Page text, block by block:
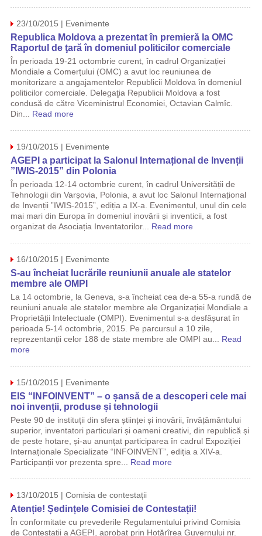
23/10/2015 | Evenimente
Republica Moldova a prezentat în premieră la OMC
Raportul de ţară în domeniul politicilor comerciale
În perioada 19-21 octombrie curent, în cadrul Organizației
Mondiale a Comerțului (OMC) a avut loc reuniunea de
monitorizare a angajamentelor Republicii Moldova în domeniul
politicilor comerciale. Delegaţia Republicii Moldova a fost
condusă de către Viceministrul Economiei, Octavian Calmîc.
Din... Read more
19/10/2015 | Evenimente
AGEPI a participat la Salonul Internațional de Invenții
”IWIS-2015” din Polonia
În perioada 12-14 octombrie curent, în cadrul Universității de
Tehnologii din Varșovia, Polonia, a avut loc Salonul Internațional
de Invenții ”IWIS-2015”, ediția a IX-a. Evenimentul, unul din cele
mai mari din Europa în domeniul inovării și inventicii, a fost
organizat de Asociația Inventatorilor... Read more
16/10/2015 | Evenimente
S-au încheiat lucrările reuniunii anuale ale statelor
membre ale OMPI
La 14 octombrie, la Geneva, s-a încheiat cea de-a 55-a rundă de
reuniuni anuale ale statelor membre ale Organizației Mondiale a
Proprietății Intelectuale (OMPI). Evenimentul s-a desfășurat în
perioada 5-14 octombrie, 2015. Pe parcursul a 10 zile,
reprezentanții celor 188 de state membre ale OMPI au... Read
more
15/10/2015 | Evenimente
EIS “INFOINVENT” – o șansă de a descoperi cele mai
noi invenții, produse și tehnologii
Peste 90 de instituții din sfera științei și inovării, învățământului
superior, inventatori particulari și oameni creativi, din republică și
de peste hotare, și-au anunțat participarea în cadrul Expoziției
Internaționale Specializate “INFOINVENT”, ediția a XIV-a.
Participanții vor prezenta spre... Read more
13/10/2015 | Comisia de contestații
Atenție! Ședințele Comisiei de Contestații!
În conformitate cu prevederile Regulamentului privind Comisia
de Contestații a AGEPI, aprobat prin Hotărîrea Guvernului nr.